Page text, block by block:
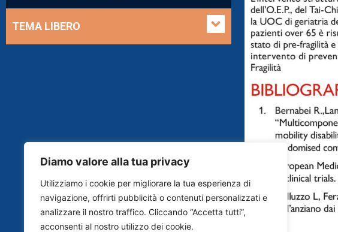
Diamo valore alla tua privacy
Utilizziamo i cookie per migliorare la tua esperienza di
navigazione, offrirti pubblicità o contenuti personalizzati e
analizzare il nostro traffico. Cliccando “Accetta tutti”,
acconsenti al nostro utilizzo dei cookie.
TEMA LIBERO